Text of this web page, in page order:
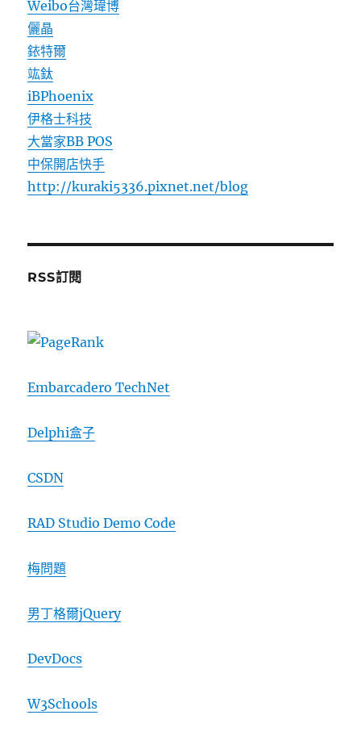
Weibo台灣瑋博
儷晶
銥特爾
竑鈦
iBPhoenix
伊格士科技
大當家BB POS
中保開店快手
http://kuraki5336.pixnet.net/blog
RSS訂閱
Embarcadero TechNet
Delphi盒子
CSDN
RAD Studio Demo Code
梅問題
男丁格爾jQuery
DevDocs
W3Schools